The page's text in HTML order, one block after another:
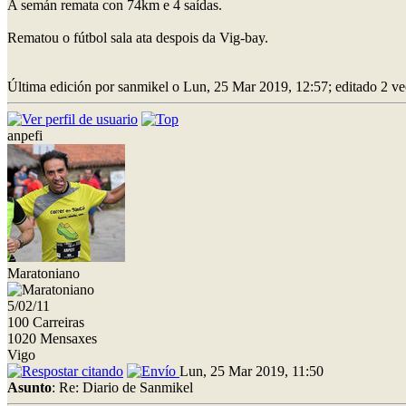
A semán remata con 74km e 4 saídas.
Rematou o fútbol sala ata despois da Vig-bay.
Última edición por sanmikel o Lun, 25 Mar 2019, 12:57; editado 2
anpefi
Maratoniano
5/02/11
100 Carreiras
1020 Mensaxes
Vigo
Lun, 25 Mar 2019, 11:50
Asunto: Re: Diario de Sanmikel